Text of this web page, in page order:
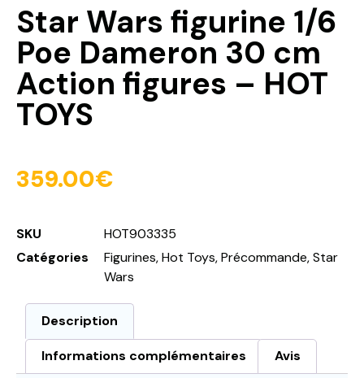
Star Wars figurine 1/6
Poe Dameron 30 cm
Action figures – HOT
TOYS
359.00€
SKU
HOT903335
Catégories
Figurines,Hot Toys,Précommande,Star
Wars
Description
Informations complémentaires Avis